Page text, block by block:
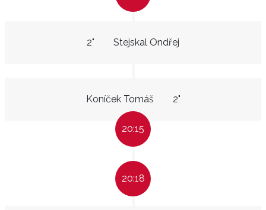
Stejskal Ondřej
2"
Koníček Tomáš 2"
20:15
20:18